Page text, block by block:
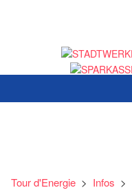
Tour d'Energie > Infos >